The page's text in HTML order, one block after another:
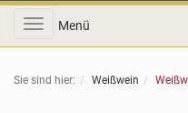
Toggle
navigation
Menü
Sie sind hier: Weißwein